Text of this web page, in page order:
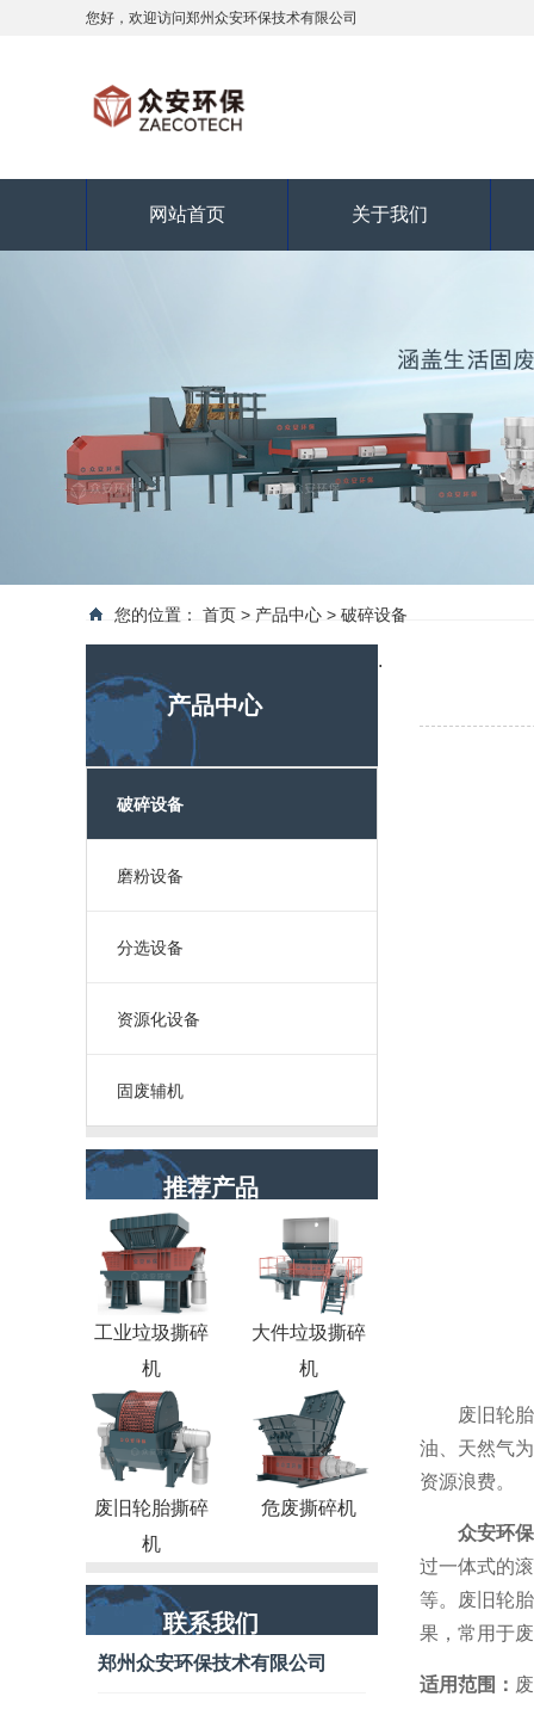
您好，欢迎访问郑州众安环保技术有限公司
网站首页 关于我们
您的位置： 首页 > 产品中心 > 破碎设备
.
产品中心
破碎设备
磨粉设备
分选设备
资源化设备
固废辅机
推荐产品
工业垃圾撕碎
机
大件垃圾撕碎
机
废旧轮胎撕碎
机
危废撕碎机
联系我们
郑州众安环保技术有限公司
废旧轮
油、天然气
资源浪费。
众安环
过一体式的
等。废旧轮
果，常用于
适用范围：